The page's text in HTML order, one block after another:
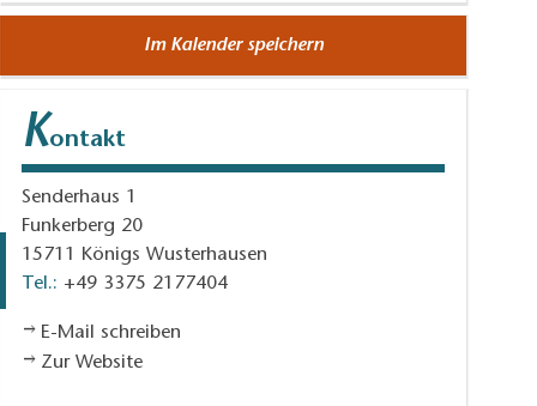
Im Kalender speichern
Kontakt
Senderhaus 1
Funkerberg 20
15711
Königs Wusterhausen
Tel.: +49 3375 2177404
E-Mail schreiben
Zur Website